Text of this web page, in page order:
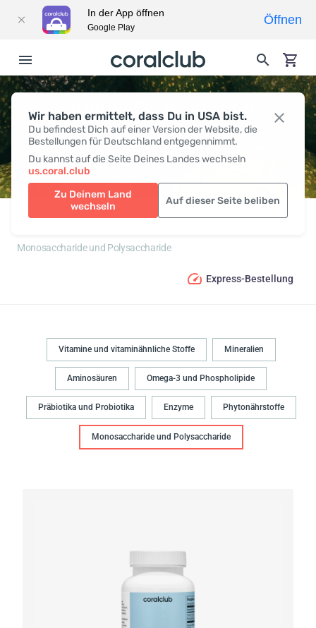
Wir haben ermittelt, dass Du in USA bist.
Du befindest Dich auf einer Version der Website, die
Bestellungen für Deutschland entgegennimmt.
Du kannst auf die Seite Deines Landes wechseln
us.coral.club
Zu Deinem Land
wechseln
Auf dieser Seite beliben
MONOSACCHARIDE UND
POLYSACCHARIDE
Monosaccharide und Polysaccharide
Express-Bestellung
Vitamine und vitaminähnliche Stoffe Mineralien
Aminosäuren Omega-3 und Phospholipide
Präbiotika und Probiotika Enzyme Phytonährstoffe
Monosaccharide und Polysaccharide
In der App öffnen
Google Play
Öffnen